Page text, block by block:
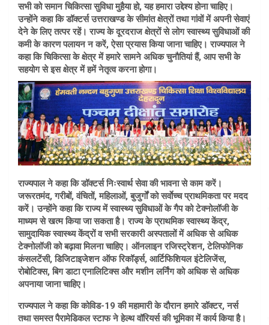
सभी को समान चिकित्सा सुविधा मुहैया हो, यह हमारा उद्देश्य होना चाहिए।
उन्होंने कहा कि डॉक्टर्स उत्तराखण्ड के सीमांत क्षेत्रों तथा गांवों में अपनी सेवाएं
देने के लिए तत्पर रहें। राज्य के दूरदराज क्षेत्रों से लोग स्वास्थ्य सुविधाओं की
कमी के कारण पलायन न करें, ऐसा प्रयास किया जाना चाहिए। राज्यपाल ने
कहा कि चिकित्सा के क्षेत्र में हमारे सामने अधिक चुनौतियां हैं, आप सभी के
सहयोग से इस क्षेत्र में हमें नेतृत्व करना होगा।
राज्यपाल ने कहा कि डॉक्टर्स निःस्वार्थ सेवा की भावना से काम करें।
जरूरतमंद, गरीबों, वंचितों, महिलाओं, बुजुर्गों को सर्वाेच्च प्राथमिकता पर मदद
करें। उन्होंने कहा कि राज्य में स्वास्थ्य सुविधाओं के गैप को टेक्नोलॉजी के
माध्यम से खत्म किया जा सकता है। राज्य के प्राथमिक स्वास्थ्य केंद्र,
सामुदायिक स्वास्थ्य केंद्रों व सभी सरकारी अस्पतालों में अधिक से अधिक
टेक्नोलॉजी को बढ़ावा मिलना चाहिए। ऑनलाइन रजिस्ट्रेशन, टेलिफोनिक
कंसलटेंसी, डिजिटाइजेशन ऑफ रिकॉर्ड्स, आर्टिफिशियल इंटेलिजेंस,
रोबोटिक्स, बिग डाटा एनालिटिक्स और मशीन लर्निंग को अधिक से अधिक
अपनाया जाना चाहिए।
राज्यपाल ने कहा कि कोविड-19 की महामारी के दौरान हमारे डॉक्टर, नर्स
तथा समस्त पैरामेडिकल स्टाफ ने हेल्थ वॉरियर्स की भूमिका में कार्य किया है।